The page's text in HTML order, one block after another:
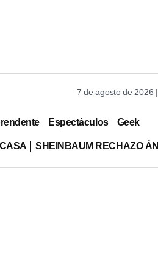
7 de agosto de 2026
Espectáculos Geek
SHEINBAUM RECHAZO